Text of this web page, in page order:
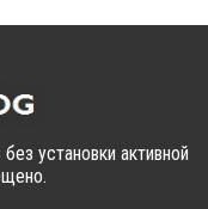
установки активной